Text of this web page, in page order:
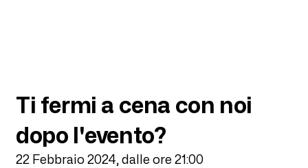
Ti fermi a cena con noi
dopo l'evento?
22 Febbraio 2024, dalle ore 21:00